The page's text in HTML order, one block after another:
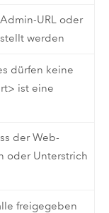
URL oder
werden
dürfen keine
ist eine
der Web-
oder Unterstrich
freigegeben